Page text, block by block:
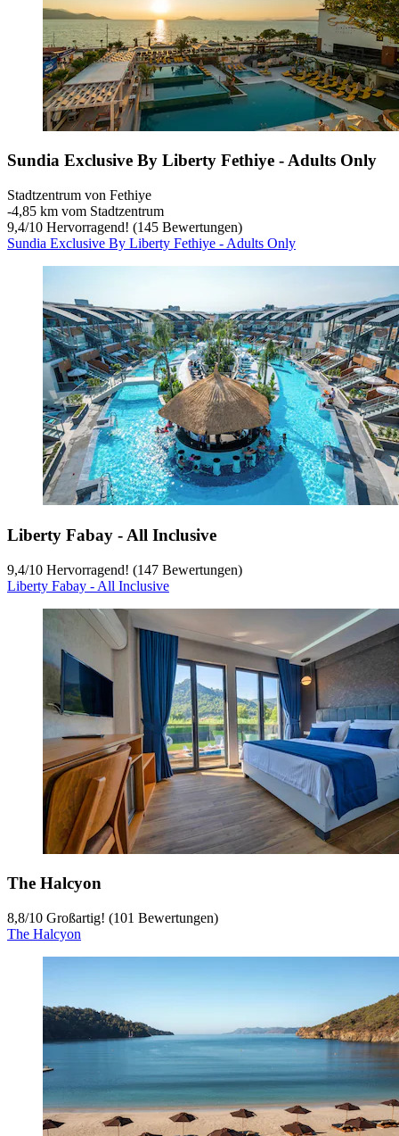
Sundia Exclusive By Liberty Fethiye - Adults Only
Stadtzentrum von Fethiye
‐4,85 km vom Stadtzentrum
9,4/10 Hervorragend! (145 Bewertungen)
Sundia Exclusive By Liberty Fethiye - Adults Only
Liberty Fabay - All Inclusive
9,4/10 Hervorragend! (147 Bewertungen)
Liberty Fabay - All Inclusive
The Halcyon
8,8/10 Großartig! (101 Bewertungen)
The Halcyon